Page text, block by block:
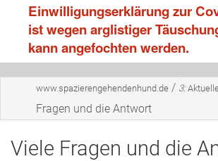
Einwilligungserklärung zur
ist wegen arglistiger
kann angefochten werden.
www.spazierengehendenhund.de / 3:
Fragen und die Antwort
Viele Fragen und die